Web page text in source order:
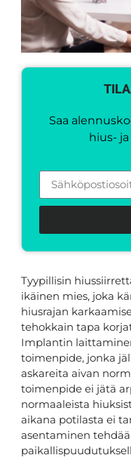
Saa
hius-
Tyypillisin
ikäinen mies, joka
hiusrajan
tehokkain tapa
Implantin
toimenpide, jonka
askareita aivan
toimenpide ei jätä
normaaleista
aikana potilasta ei
asentaminen